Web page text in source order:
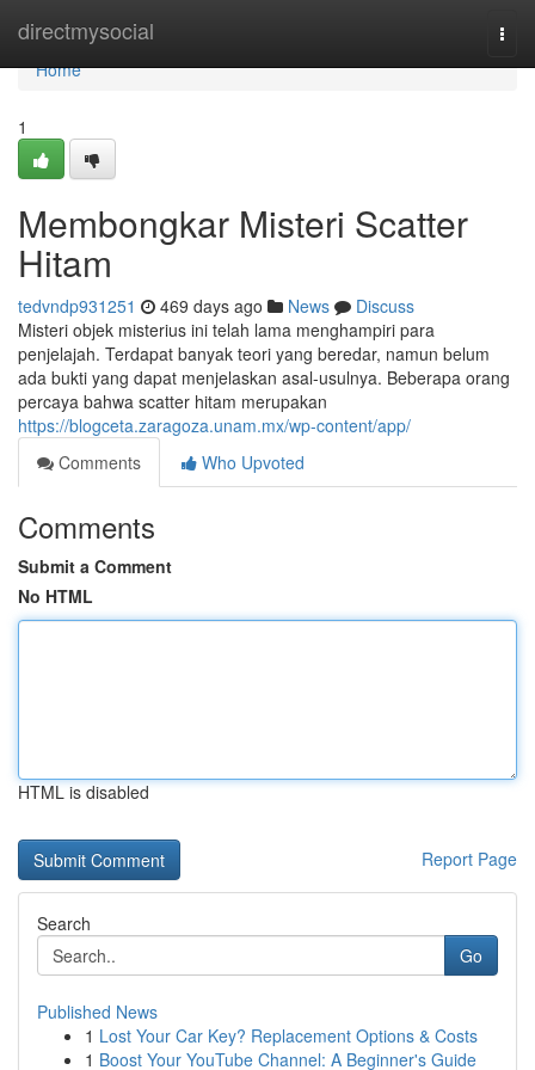
directmysocial
Home
Home
1
Membongkar Misteri Scatter
Hitam
tedvndp931251 469 days ago News
Discuss
Misteri objek misterius ini telah lama menghampiri para
penjelajah. Terdapat banyak teori yang beredar, namun belum
ada bukti yang dapat menjelaskan asal-usulnya. Beberapa orang
percaya bahwa scatter hitam merupakan
https://blogceta.zaragoza.unam.mx/wp-content/app/
Comments
Who Upvoted
Comments
Submit a Comment
No HTML
HTML is disabled
Report Page
Search
Go
Published News
1 Lost Your Car Key? Replacement Options & Costs
1 Boost Your YouTube Channel: A Beginner's Guide